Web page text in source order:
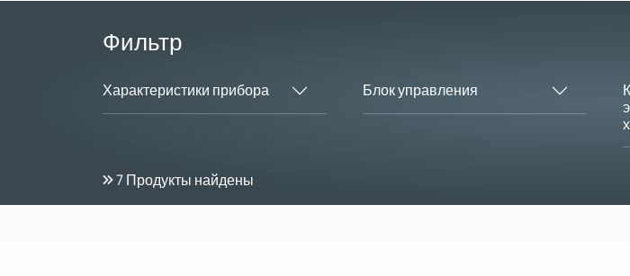
Фильтр
Характеристики прибора Блок управления
7Продукты найдены